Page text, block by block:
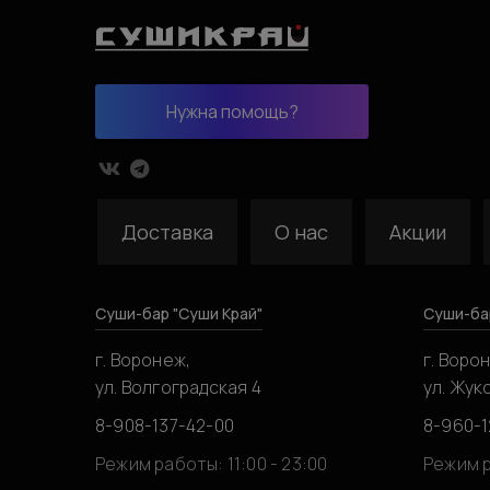
Нужна помощь?
Доставка О нас Акции
Суши-бар "Суши Край"
г. Воронеж,
ул. Волгоградская 4
8-908-137-42-00
Режим работы: 11:00 - 23:00
Суши-
г.
ул.
8-960-
Режим